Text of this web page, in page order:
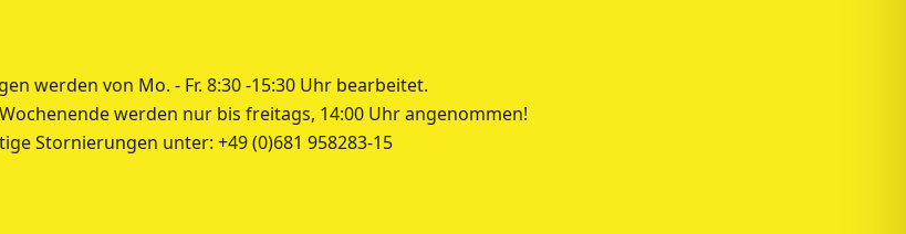
werden von Mo. - Fr. 8:30 -15:30 Uhr bearbeitet.
werden nur bis freitags, 14:00 Uhr angenommen!
Stornierungen unter: +49 (0)681 958283-15